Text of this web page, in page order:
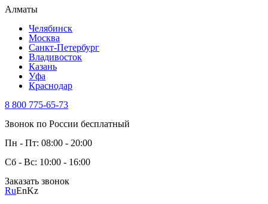
Алматы
Челябинск
Москва
Санкт-Петербург
Владивосток
Казань
Уфа
Краснодар
8 800 775-65-73
Звонок по России бесплатный
Пн - Пт: 08:00 - 20:00
Сб - Вс: 10:00 - 16:00
Заказать звонок
RuEnKz